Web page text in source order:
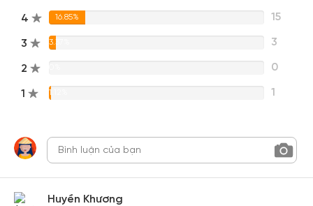
4 16.85% 15
3 3.37% 3
2 0
1 1.12% 1
Huyền Khương